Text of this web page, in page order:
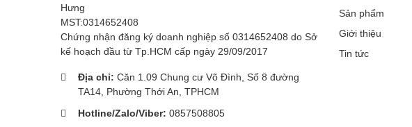
Hưng
MST:0314652408
Chứng nhận đăng ký doanh nghiệp số 0314652408 do Sở
kế hoạch đầu từ Tp.HCM cấp ngày 29/09/2017
Địa chỉ: Căn 1.09 Chung cư Võ Đình, Số 8 đường
TA14, Phường Thới An, TPHCM
Hotline/Zalo/Viber: 0857508805
Sản phẩm
Giới thiệu
Tin tức